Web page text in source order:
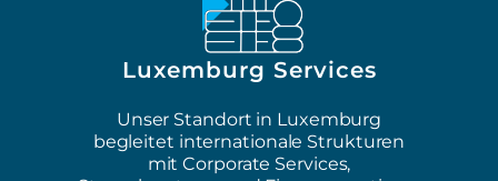
Luxemburg Services
Unser Standort in Luxemburg
begleitet internationale Strukturen
mit Corporate Services,